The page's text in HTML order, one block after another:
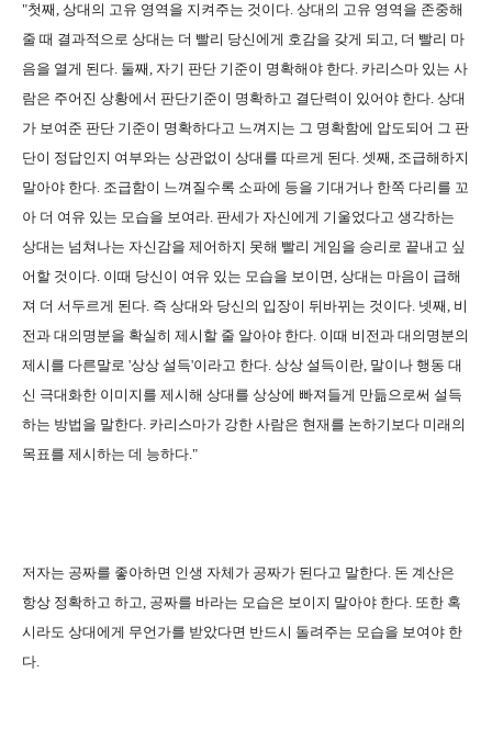
"첫째, 상대의 고유 영역을 지켜주는 것이다. 상대의 고유 영역을 존중해
줄 때 결과적으로 상대는 더 빨리 당신에게 호감을 갖게 되고, 더 빨리 마
음을 열게 된다. 둘째, 자기 판단 기준이 명확해야 한다. 카리스마 있는 사
람은 주어진 상황에서 판단기준이 명확하고 결단력이 있어야 한다. 상대
가 보여준 판단 기준이 명확하다고 느껴지는 그 명확함에 압도되어 그 판
단이 정답인지 여부와는 상관없이 상대를 따르게 된다. 셋째, 조급해하지
말아야 한다. 조급함이 느껴질수록 소파에 등을 기대거나 한쪽 다리를 꼬
아 더 여유 있는 모습을 보여라. 판세가 자신에게 기울었다고 생각하는
상대는 넘쳐나는 자신감을 제어하지 못해 빨리 게임을 승리로 끝내고 싶
어할 것이다. 이때 당신이 여유 있는 모습을 보이면, 상대는 마음이 급해
져 더 서두르게 된다. 즉 상대와 당신의 입장이 뒤바뀌는 것이다. 넷째, 비
전과 대의명분을 확실히 제시할 줄 알아야 한다. 이때 비전과 대의명분의
제시를 다른말로 '상상 설득'이라고 한다. 상상 설득이란, 말이나 행동 대
신 극대화한 이미지를 제시해 상대를 상상에 빠져들게 만듦으로써 설득
하는 방법을 말한다. 카리스마가 강한 사람은 현재를 논하기보다 미래의
목표를 제시하는 데 능하다."
저자는 공짜를 좋아하면 인생 자체가 공짜가 된다고 말한다. 돈 계산은
항상 정확하고 하고, 공짜를 바라는 모습은 보이지 말아야 한다. 또한 혹
시라도 상대에게 무언가를 받았다면 반드시 돌려주는 모습을 보여야 한
다.